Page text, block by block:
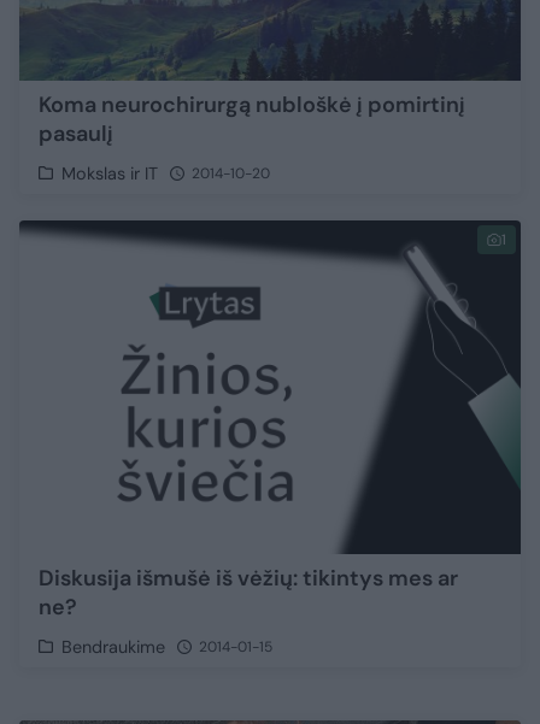
Koma neurochirurgą nubloškė į pomirtinį
pasaulį
Mokslas ir IT 2014-10-20
1
Diskusija išmušė iš vėžių: tikintys mes ar
ne?
Bendraukime 2014-01-15